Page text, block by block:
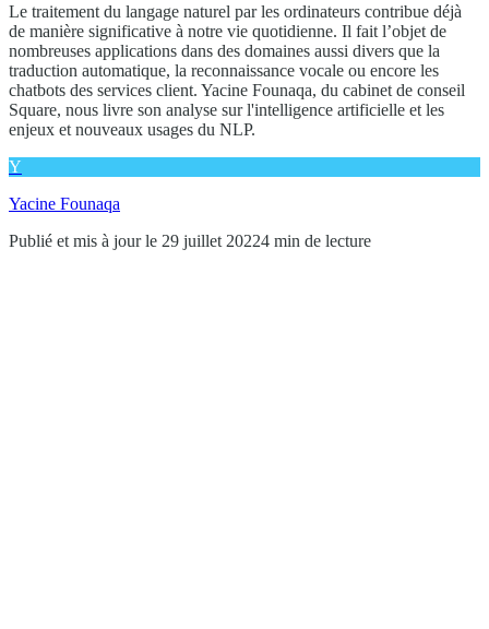
Le traitement du langage naturel par les ordinateurs contribue déjà
de manière significative à notre vie quotidienne. Il fait l’objet de
nombreuses applications dans des domaines aussi divers que la
traduction automatique, la reconnaissance vocale ou encore les
chatbots des services client. Yacine Founaqa, du cabinet de conseil
Square, nous livre son analyse sur l'intelligence artificielle et les
enjeux et nouveaux usages du NLP.
Y
Yacine Founaqa
Publié et mis à jour le 29 juillet 20224 min de lecture